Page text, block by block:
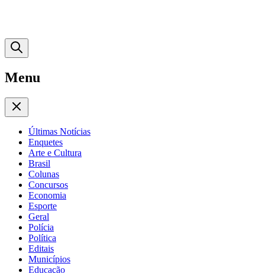
Menu
Últimas Notícias
Enquetes
Arte e Cultura
Brasil
Colunas
Concursos
Economia
Esporte
Geral
Polícia
Política
Editais
Municípios
Educação